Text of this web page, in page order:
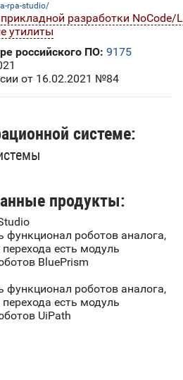
rpa-studio/
разработки NoCode/
утилиты
российского ПО: 9175
от 16.02.2021 №84
системе:
продукты:
функционал роботов аналога,
есть модуль
BluePrism
функционал роботов аналога,
есть модуль
UiPath